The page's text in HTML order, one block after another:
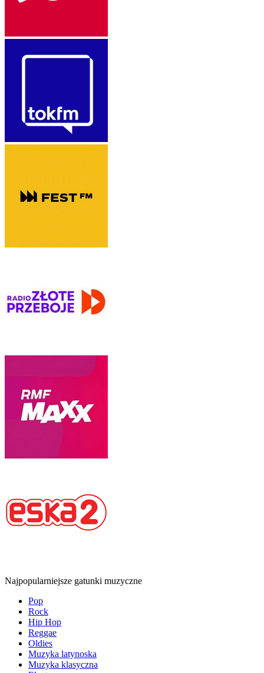
Najpopularniejsze gatunki muzyczne
Pop
Rock
Hip Hop
Reggae
Oldies
Muzyka latynoska
Muzyka klasyczna